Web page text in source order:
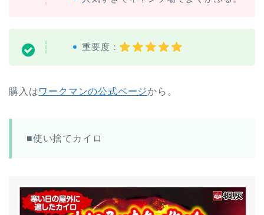
重要度：
購入はワークマンの公式ページから。
■使い捨てカイロ